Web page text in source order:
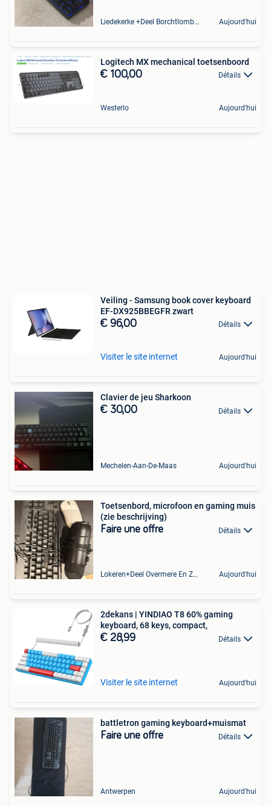
Liedekerke +Deel Borchtlombeek Aujourd'hui
Logitech MX mechanical toetsenboord
€ 100,00 Détails
Westerlo Aujourd'hui
Veiling - Samsung book cover keyboard
EF-DX925BBEGFR zwart
€ 96,00 Détails
Visiter le site internet Aujourd'hui
Clavier de jeu Sharkoon
€ 30,00 Détails
Mechelen-Aan-De-Maas Aujourd'hui
Toetsenbord, microfoon en gaming muis
(zie beschrijving)
Faire une offre Détails
Lokeren+Deel Overmere En Zele Aujourd'hui
2dekans | YINDIAO T8 60% gaming
keyboard, 68 keys, compact,
€ 28,99 Détails
Visiter le site internet Aujourd'hui
battletron gaming keyboard+muismat
Faire une offre Détails
Antwerpen Aujourd'hui